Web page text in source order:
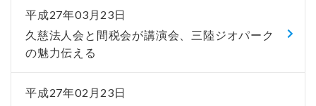
平成27年03月23日
久慈法人会と間税会が講演会、三陸ジオパーク
の魅力伝える
平成27年02月23日